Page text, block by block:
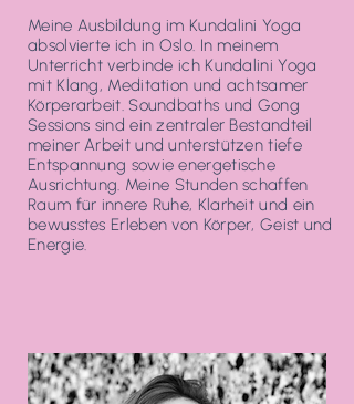
Meine Ausbildung im Kundalini Yoga
absolvierte ich in Oslo. In meinem
Unterricht verbinde ich Kundalini Yoga
mit Klang, Meditation und achtsamer
Körperarbeit. Soundbaths und Gong
Sessions sind ein zentraler Bestandteil
meiner Arbeit und unterstützen tiefe
Entspannung sowie energetische
Ausrichtung. Meine Stunden schaffen
Raum für innere Ruhe, Klarheit und ein
bewusstes Erleben von Körper, Geist und
Energie.